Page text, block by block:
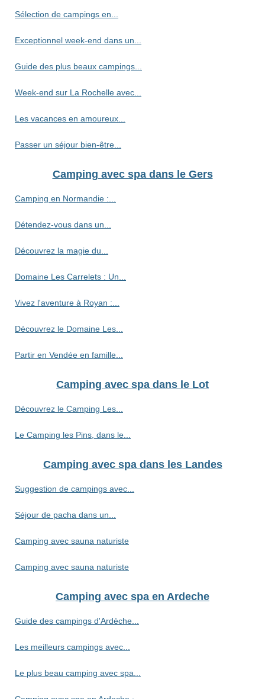
Sélection de campings en...
Exceptionnel week-end dans un...
Guide des plus beaux campings...
Week-end sur La Rochelle avec...
Les vacances en amoureux...
Passer un séjour bien-être...
Camping avec spa dans le Gers
Camping en Normandie :...
Détendez-vous dans un...
Découvrez la magie du...
Domaine Les Carrelets : Un...
Vivez l'aventure à Royan :...
Découvrez le Domaine Les...
Partir en Vendée en famille...
Camping avec spa dans le Lot
Découvrez le Camping Les...
Le Camping les Pins, dans le...
Camping avec spa dans les Landes
Suggestion de campings avec...
Séjour de pacha dans un...
Camping avec sauna naturiste
Camping avec sauna naturiste
Camping avec spa en Ardeche
Guide des campings d'Ardèche...
Les meilleurs campings avec...
Le plus beau camping avec spa...